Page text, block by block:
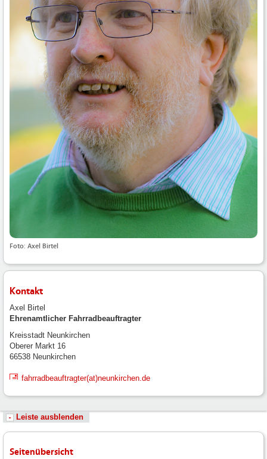
Foto: Axel Birtel
Kontakt
Axel Birtel
Ehrenamtlicher Fahrradbeauftragter
Kreisstadt Neunkirchen
Oberer Markt 16
66538 Neunkirchen
fahrradbeauftragter(at)neunkirchen.de
Leiste ausblenden
Seitenübersicht